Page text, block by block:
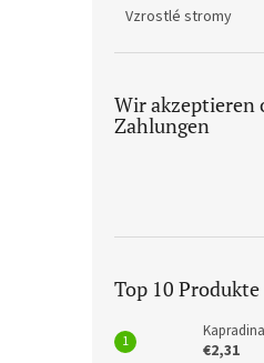
Vzrostlé stromy
Wir akzeptieren
Zahlungen
Top 10 Produkte
€2,31